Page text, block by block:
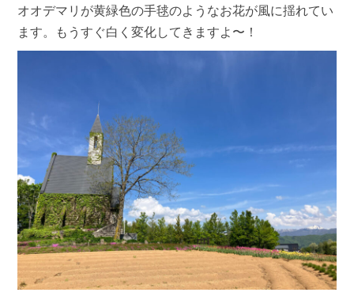
オオデマリが黄緑色の手毬のようなお花が風に揺れてい
ます。もうすぐ白く変化してきますよ〜！